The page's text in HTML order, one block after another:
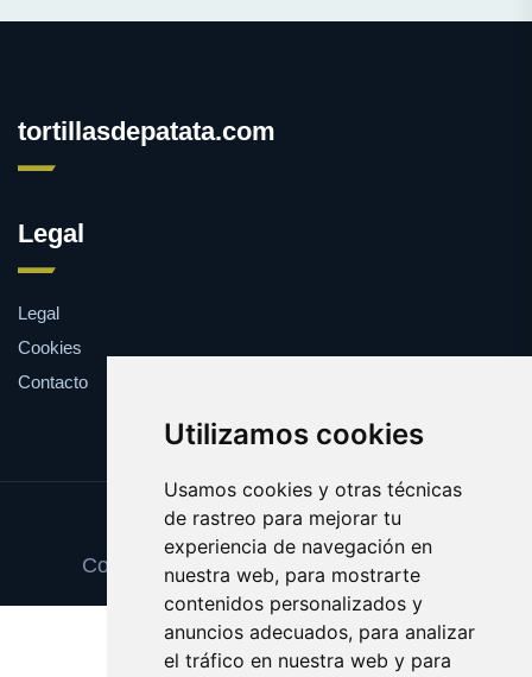
Utilizamos cookies
Usamos cookies y otras técnicas
de rastreo para mejorar tu
experiencia de navegación en
nuestra web, para mostrarte
contenidos personalizados y
anuncios adecuados, para analizar
el tráfico en nuestra web y para
tortillasdepatata.com
Legal
Legal
Cookies
Contacto
Update cookies preferences
Copyright © 2025 tortillasdepatata.com